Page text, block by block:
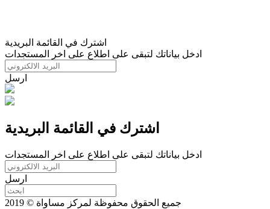
اشترك في القائمة البريدية
ادخل بياناتك لتبقى على اطلاع على اخر المستجدات
ارسل
اشترك في القائمة البريدية
ادخل بياناتك لتبقى على اطلاع على اخر المستجدات
ارسل
جميع الحقوق محفوظة لمركز مساواة © 2019